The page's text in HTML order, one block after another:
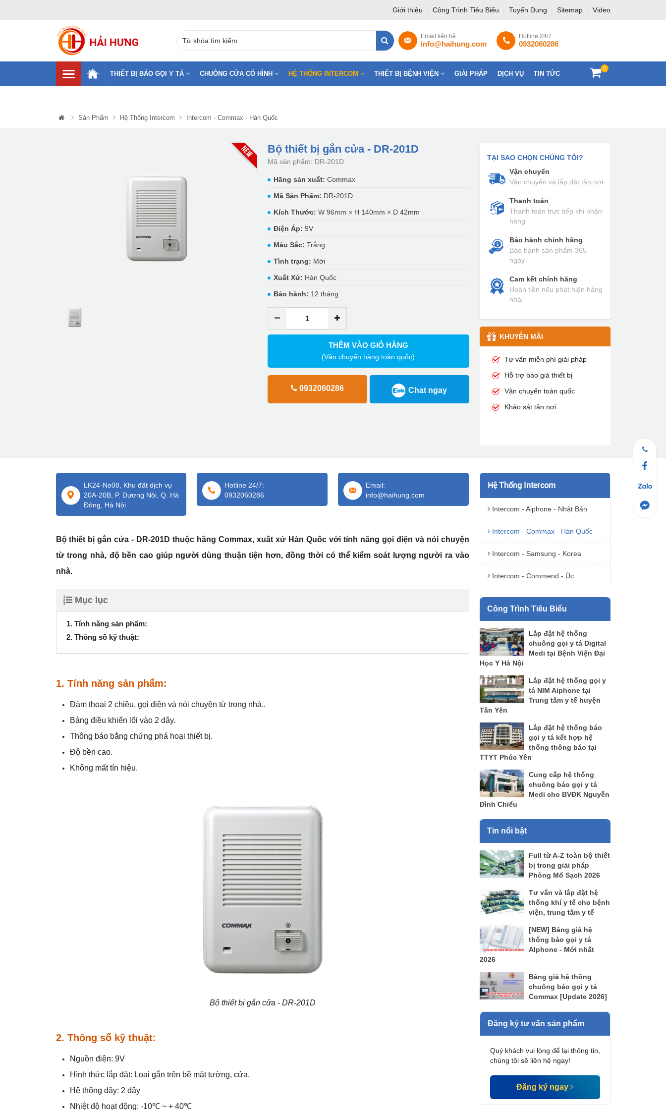
Giới thiệu Công Trình Tiêu Biểu Tuyển Dụng Sitemap Video
Hotline 24/7:
0932060286
Email liên hệ:
info@haihung.com
0
THIẾT BỊ BÁO GỌI Y TÁ CHUÔNG CỬA CÓ HÌNH HỆ THỐNG INTERCOM THIẾT BỊ BỆNH VIỆN GIẢI PHÁP DỊCH VỤ TIN TỨC
Sản Phẩm Hệ Thống Intercom Intercom - Commax - Hàn Quốc
Bộ thiết bị gắn cửa - DR-201D
Mã sản phẩm: DR-201D
Hãng sản xuất: Commax
Mã Sản Phẩm: DR-201D
Kích Thước: W 96mm × H 140mm × D 42mm
Điện Áp: 9V
Màu Sắc: Trắng
Tình trạng: Mới
Xuất Xứ: Hàn Quốc
Bảo hành: 12 tháng
THÊM VÀO GIỎ HÀNG
(Vận chuyển hàng toàn quốc)
0932060286 Chat ngay
TẠI SAO CHỌN CHÚNG TÔI?
Vận chuyển
Vận chuyển và lắp đặt tận nơi
Thanh toán
Thanh toán trực tiếp khi nhận
hàng
Bảo hành chính hãng
Bảo hành sản phẩm 365
ngày
Cam kết chính hãng
Hoàn tiền nếu phát hiện hàng
nhái
KHUYỄN MÃI
Tư vấn miễn phí giải pháp
Hỗ trợ báo giá thiết bị
Vận chuyển toàn quốc
Khảo sát tận nơi
LK24-No08, Khu đất dịch vụ
20A-20B, P. Dương Nội, Q. Hà
Đông, Hà Nội
Hotline 24/7:
0932060286
Email:
info@haihung.com
Bộ thiết bị gắn cửa - DR-201D thuộc hãng Commax, xuất xứ Hàn Quốc với tính năng gọi điện và nói chuyện
từ trong nhà, độ bền cao giúp người dùng thuận tiện hơn, đồng thời có thể kiểm soát lượng người ra vào
nhà.
Mục lục
1. Tính năng sản phẩm:
2. Thông số kỹ thuật:
1. Tính năng sản phẩm:
Đàm thoại 2 chiều, gọi điện và nói chuyện từ trong nhà..
Bảng điều khiển lối vào 2 dây.
Thông báo bằng chứng phá hoại thiết bị.
Độ bền cao.
Không mất tín hiệu.
Bộ thiết bị gắn cửa - DR-201D
2. Thông số kỹ thuật:
Nguồn điện: 9V
Hình thức lắp đặt: Loại gắn trên bề mặt tường, cửa.
Hệ thống dây: 2 dây
Nhiệt độ hoạt động: -10℃ ~ + 40℃
Hệ Thống Intercom
Intercom - Aiphone - Nhật Bản
Intercom - Commax - Hàn Quốc
Intercom - Samsung - Korea
Intercom - Commend - Úc
Công Trình Tiêu Biểu
Lắp đặt hệ thống
chuông gọi y tá Digital
Medi tại Bệnh Viện Đại
Học Y Hà Nội
Lắp đặt hệ thống gọi y
tá NIM Aiphone tại
Trung tâm y tế huyện
Tân Yên
Lắp đặt hệ thống báo
gọi y tá kết hợp hệ
thống thông báo tại
TTYT Phúc Yên
Cung cấp hệ thống
chuông báo gọi y tá
Medi cho BVĐK Nguyễn
Đình Chiểu
Tin nổi bật
Full từ A-Z toàn bộ thiết
bị trong giải pháp
Phòng Mổ Sạch 2026
Tư vấn và lắp đặt hệ
thống khí y tế cho bệnh
viện, trung tâm y tế
[NEW] Bảng giá hệ
thống báo gọi y tá
AIphone - Mới nhất
2026
Bảng giá hệ thống
chuông báo gọi y tá
Commax [Update 2026]
Đăng ký tư vấn sản phẩm
Quý khách vui lòng để lại thông tin,
chúng tôi sẽ liên hệ ngay!
Đăng ký ngay